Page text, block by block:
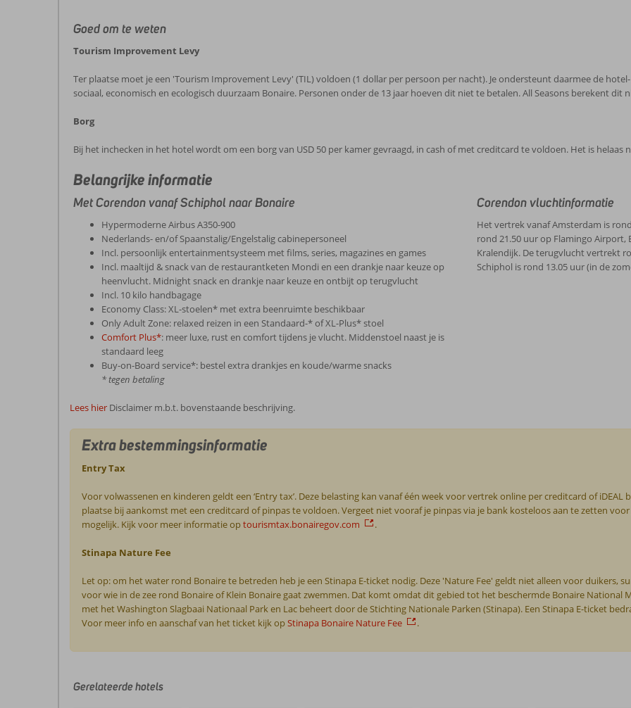
Goed om te weten
Tourism Improvement Levy
Ter plaatse moet je een 'Tourism Improvement Levy' (TIL) voldoen (1 dollar per persoon per nacht). Je ondersteunt daarmee de
sociaal, economisch en ecologisch duurzaam Bonaire. Personen onder de 13 jaar hoeven dit niet te betalen. All Seasons berekent dit
Borg
Bij het inchecken in het hotel wordt om een borg van USD 50 per kamer gevraagd, in cash of met creditcard te voldoen. Het is
Belangrijke informatie
Met Corendon vanaf Schiphol naar Bonaire
Hypermoderne Airbus A350-900
Nederlands- en/of Spaanstalig/Engelstalig cabinepersoneel
Incl. persoonlijk entertainmentsysteem met films, series, magazines en games
Incl. maaltijd & snack van de restaurantketen Mondi en een drankje naar keuze op
heenvlucht. Midnight snack en drankje naar keuze en ontbijt op terugvlucht
Incl. 10 kilo handbagage
Economy Class: XL-stoelen* met extra beenruimte beschikbaar
Only Adult Zone: relaxed reizen in een Standaard-* of XL-Plus* stoel
Comfort Plus*: meer luxe, rust en comfort tijdens je vlucht. Middenstoel naast je is
standaard leeg
Buy-on-Board service*: bestel extra drankjes en koude/warme snacks
* tegen betaling
Corendon vluchtinformatie
Het vertrek vanaf Amsterdam is
rond 21.50 uur op Flamingo
Kralendijk. De terugvlucht vertrekt
Schiphol is rond 13.05 uur (in de
Lees hier Disclaimer m.b.t. bovenstaande beschrijving.
Extra bestemmingsinformatie
Entry Tax
Voor volwassenen en kinderen geldt een ‘Entry tax’. Deze belasting kan vanaf één week voor vertrek online per creditcard of iDEAL
plaatse bij aankomst met een creditcard of pinpas te voldoen. Vergeet niet vooraf je pinpas via je bank kosteloos aan te zetten
mogelijk. Kijk voor meer informatie optourismtax.bonairegov.com .
Stinapa Nature Fee
Let op: om het water rond Bonaire te betreden heb je een Stinapa E-ticket nodig. Deze 'Nature Fee' geldt niet alleen voor duikers,
voor wie in de zee rond Bonaire of Klein Bonaire gaat zwemmen. Dat komt omdat dit gebied tot het beschermde Bonaire
met het Washington Slagbaai Nationaal Park en Lac beheert door de Stichting Nationale Parken (Stinapa). Een Stinapa E-ticket
Voor meer info en aanschaf van het ticket kijk opStinapa Bonaire Nature Fee .
zijn
Gerelateerde hotels